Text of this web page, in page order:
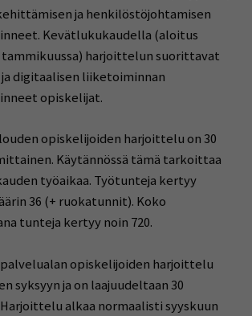
ja henkilöstöjohtamisen
Kevätlukukaudella (aloitus
tammikuussa) harjoittelun suorittavat
digitaalisen liiketoiminnan
opiskelijat.
opiskelijoiden harjoittelu on 30
Käytännössä tämä tarkoittaa
työaikaa. Työtunteja kertyy
36 (+ ruokatunnit). Koko
tunteja kertyy noin 720.
opiskelijoiden harjoittelu
syksyyn ja on laajuudeltaan 30
alkaa normaalisti syyskuun